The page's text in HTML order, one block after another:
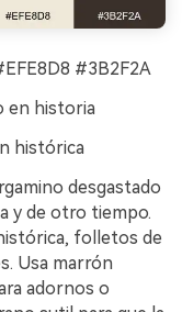
#3B2F2A
en historia
histórica
desgastado
y de otro tiempo.
folletos de
Usa marrón
adornos o